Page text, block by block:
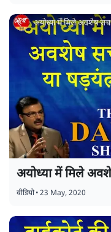
अयोध्या में मिले
वीडियो•23 May, 2020